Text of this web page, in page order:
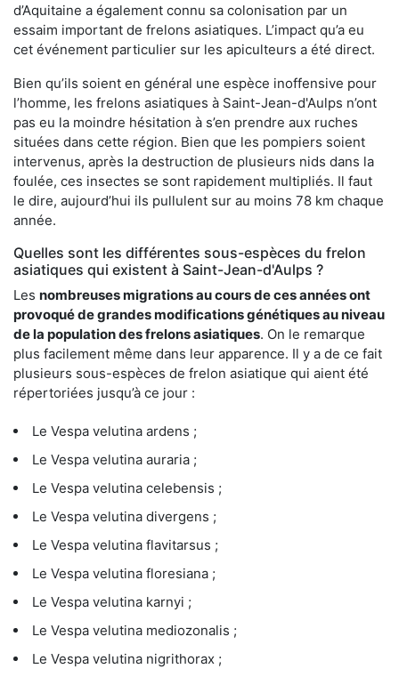
d’Aquitaine a également connu sa colonisation par un
essaim important de frelons asiatiques. L’impact qu’a eu
cet événement particulier sur les apiculteurs a été direct.
Bien qu’ils soient en général une espèce inoffensive pour
l’homme, les frelons asiatiques à Saint-Jean-d'Aulps n’ont
pas eu la moindre hésitation à s’en prendre aux ruches
situées dans cette région. Bien que les pompiers soient
intervenus, après la destruction de plusieurs nids dans la
foulée, ces insectes se sont rapidement multipliés. Il faut
le dire, aujourd’hui ils pullulent sur au moins 78 km chaque
année.
Quelles sont les différentes sous-espèces du frelon
asiatiques qui existent à Saint-Jean-d'Aulps ?
Les nombreuses migrations au cours de ces années ont
provoqué de grandes modifications génétiques au niveau
de la population des frelons asiatiques. On le remarque
plus facilement même dans leur apparence. Il y a de ce fait
plusieurs sous-espèces de frelon asiatique qui aient été
répertoriées jusqu’à ce jour :
Le Vespa velutina ardens ;
Le Vespa velutina auraria ;
Le Vespa velutina celebensis ;
Le Vespa velutina divergens ;
Le Vespa velutina flavitarsus ;
Le Vespa velutina floresiana ;
Le Vespa velutina karnyi ;
Le Vespa velutina mediozonalis ;
Le Vespa velutina nigrithorax ;